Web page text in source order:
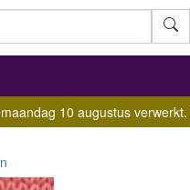
10 augustus verwerkt.